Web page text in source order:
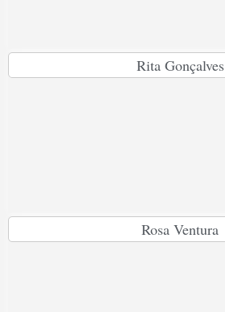
Rita Gonçalves
Rosa Ventura